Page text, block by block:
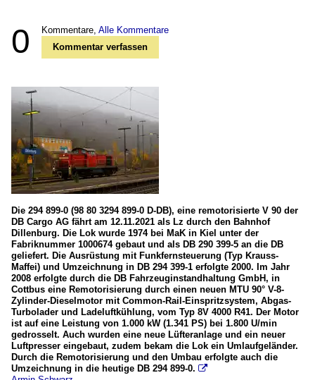
0 Kommentare, Alle Kommentare
Kommentar verfassen
Die 294 899-0 (98 80 3294 899-0 D-DB), eine remotorisierte V 90 der
DB Cargo AG fährt am 12.11.2021 als Lz durch den Bahnhof
Dillenburg. Die Lok wurde 1974 bei MaK in Kiel unter der
Fabriknummer 1000674 gebaut und als DB 290 399-5 an die DB
geliefert. Die Ausrüstung mit Funkfernsteuerung (Typ Krauss-
Maffei) und Umzeichnung in DB 294 399-1 erfolgte 2000. Im Jahr
2008 erfolgte durch die DB Fahrzeuginstandhaltung GmbH, in
Cottbus eine Remotorisierung durch einen neuen MTU 90° V-8-
Zylinder-Dieselmotor mit Common-Rail-Einspritzsystem, Abgas-
Turbolader und Ladeluftkühlung, vom Typ 8V 4000 R41. Der Motor
ist auf eine Leistung von 1.000 kW (1.341 PS) bei 1.800 U/min
gedrosselt. Auch wurden eine neue Lüfteranlage und ein neuer
Luftpresser eingebaut, zudem bekam die Lok ein Umlaufgeländer.
Durch die Remotorisierung und den Umbau erfolgte auch die
Umzeichnung in die heutige DB 294 899-0. 